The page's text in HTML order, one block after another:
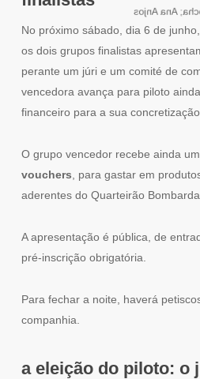
Correia; Júlia
No próximo sábado, dia 6 de
os dois grupos finalistas
perante um júri e um comité de
vencedora avança para piloto
financeiro para a sua
O grupo vencedor recebe ainda
vouchers , para gastar em
aderentes do Quarteirão Bombarda.
A apresentação é pública, de
pré-inscrição obrigatória.
Para fechar a noite, haverá
companhia.
a eleição do piloto: o